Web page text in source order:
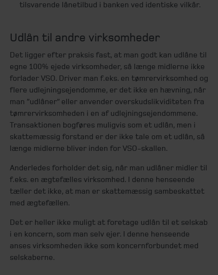
tilsvarende lånetilbud i banken ved identiske vilkår.
Udlån til andre virksomheder
Det ligger efter praksis fast, at man godt kan udlåne til
egne 100% ejede virksomheder, så længe midlerne ikke
forlader VSO. Driver man f.eks. en tømrervirksomhed og
flere udlejningsejendomme, er det ikke en hævning, når
man ”udlåner” eller anvender overskudslikviditeten fra
tømrervirksomheden i en af udlejningsejendommene.
Transaktionen bogføres muligvis som et udlån, men i
skattemæssig forstand er der ikke tale om et udlån, så
længe midlerne bliver inden for VSO-skallen.
Anderledes forholder det sig, når man udlåner midler til
f.eks. en ægtefælles virksomhed. I denne henseende
tæller det ikke, at man er skattemæssig sambeskattet
med ægtefællen.
Det er heller ikke muligt at foretage udlån til et selskab
i en koncern, som man selv ejer. I denne henseende
anses virksomheden ikke som koncernforbundet med
selskaberne.